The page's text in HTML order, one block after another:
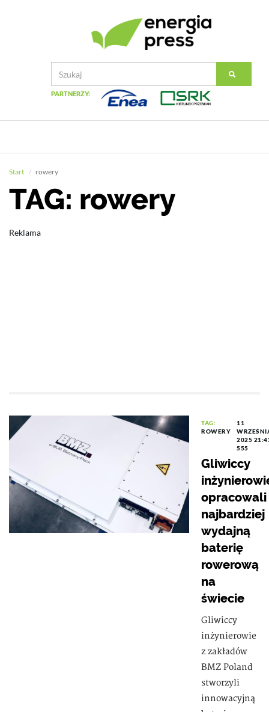
PARTNERZY:
Start rowery
TAG: rowery
Reklama
TAG:
ROWERY
11
2025
555
Gliwiccy
opracowali
najbardziej
wydajną
baterię
rowerową
na
świecie
Gliwiccy
inżynierowie
z zakładów
BMZ Poland
stworzyli
innowacyjną